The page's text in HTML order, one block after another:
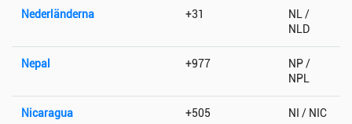
Nederländerna +31
NL /
NLD
Nepal +977
NP /
NPL
Nicaragua +505 NI / NIC